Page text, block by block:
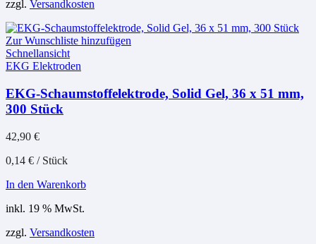
zzgl. Versandkosten
Zur Wunschliste hinzufügen
Schnellansicht
EKG Elektroden
EKG-Schaumstoffelektrode, Solid Gel, 36 x 51 mm,
300 Stück
42,90 €
0,14 € / Stück
In den Warenkorb
inkl. 19 % MwSt.
zzgl. Versandkosten